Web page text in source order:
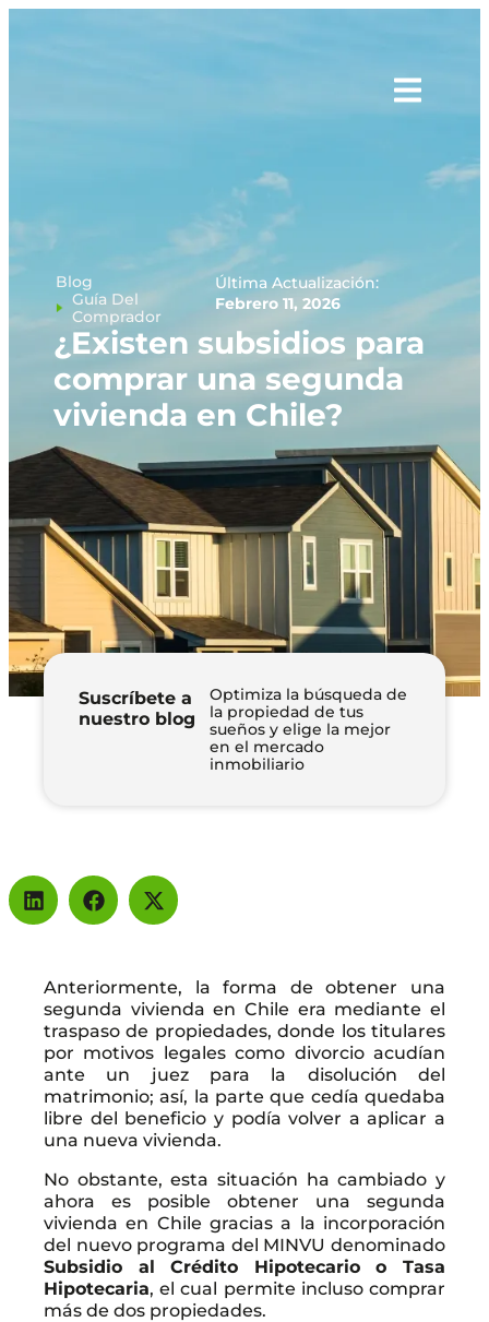
Blog
Guía Del
Comprador
Última Actualización:
Febrero 11, 2026
¿Existen subsidios para
comprar una segunda
vivienda en Chile?
Suscríbete a
nuestro blog
Optimiza la búsqueda de
la propiedad de tus
sueños y elige la mejor
en el mercado
inmobiliario
Anteriormente, la forma de obtener una
segunda vivienda en Chile era mediante el
traspaso de propiedades, donde los titulares
por motivos legales como divorcio acudían
ante un juez para la disolución del
matrimonio; así, la parte que cedía quedaba
libre del beneficio y podía volver a aplicar a
una nueva vivienda.
No obstante, esta situación ha cambiado y
ahora es posible obtener una segunda
vivienda en Chile gracias a la incorporación
del nuevo programa del MINVU denominado
Subsidio al Crédito Hipotecario o Tasa
Hipotecaria, el cual permite incluso comprar
más de dos propiedades.